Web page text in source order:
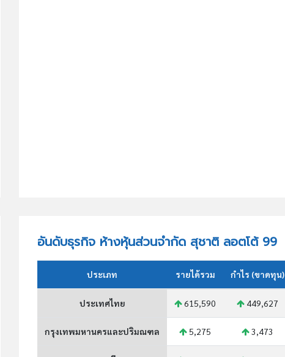
อันดับธุรกิจ ห้างหุ้นส่วนจำกัด สุชาติ ลอตโต้ 99
ประเภท รายได้รวม กำไร (ขาดทุน)
ประเทศไทย 615,590 449,627
กรุงเทพมหานครและปริมณฑล 5,275 3,473